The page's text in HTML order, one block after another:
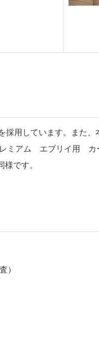
採用しています。また
アム エブリイ用 カ
です。
）